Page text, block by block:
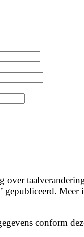
over
gepubliceerd.
conform